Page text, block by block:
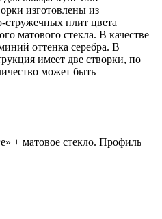
изготовлены из
плит цвета
матового стекла. В качестве
оттенка серебра. В
имеет две створки, по
может быть
+ матовое стекло. Профиль